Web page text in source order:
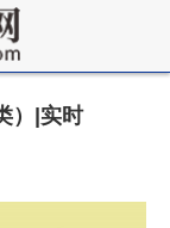
）|实时